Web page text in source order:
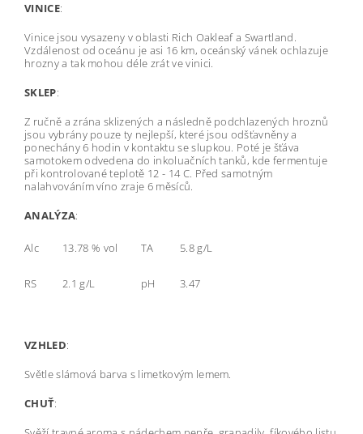
VINICE:
Vinice jsou vysazeny v oblasti Rich Oakleaf a Swartland.
Vzdálenost od oceánu je asi 16 km, oceánský vánek ochlazuje
hrozny a tak mohou déle zrát ve vinici.
SKLEP:
Z ručně a zrána sklizených a následně podchlazených hroznů
jsou vybrány pouze ty nejlepší, které jsou odšťavněny a
ponechány 6 hodin v kontaktu se slupkou. Poté je šťáva
samotokem odvedena do inkoluačních tanků, kde fermentuje
při kontrolované teplotě 12 - 14 C. Před samotným
nalahvováním víno zraje 6 měsíců.
ANALÝZA:
Alc 13.78 % vol TA 5.8 g/L
RS 2.1 g/L pH 3.47
VZHLED:
Světle slámová barva s limetkovým lemem.
CHUŤ: